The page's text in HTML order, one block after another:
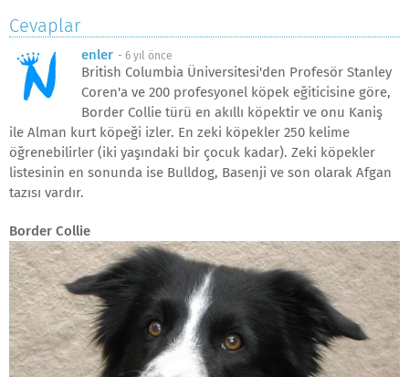
Cevaplar
enler - 6 yıl önce
British Columbia Üniversitesi'den Profesör Stanley
Coren'a ve 200 profesyonel köpek eğiticisine göre,
Border Collie türü en akıllı köpektir ve onu Kaniş
ile Alman kurt köpeği izler. En zeki köpekler 250 kelime
öğrenebilirler (iki yaşındaki bir çocuk kadar). Zeki köpekler
listesinin en sonunda ise Bulldog, Basenji ve son olarak Afgan
tazısı vardır.
Border Collie